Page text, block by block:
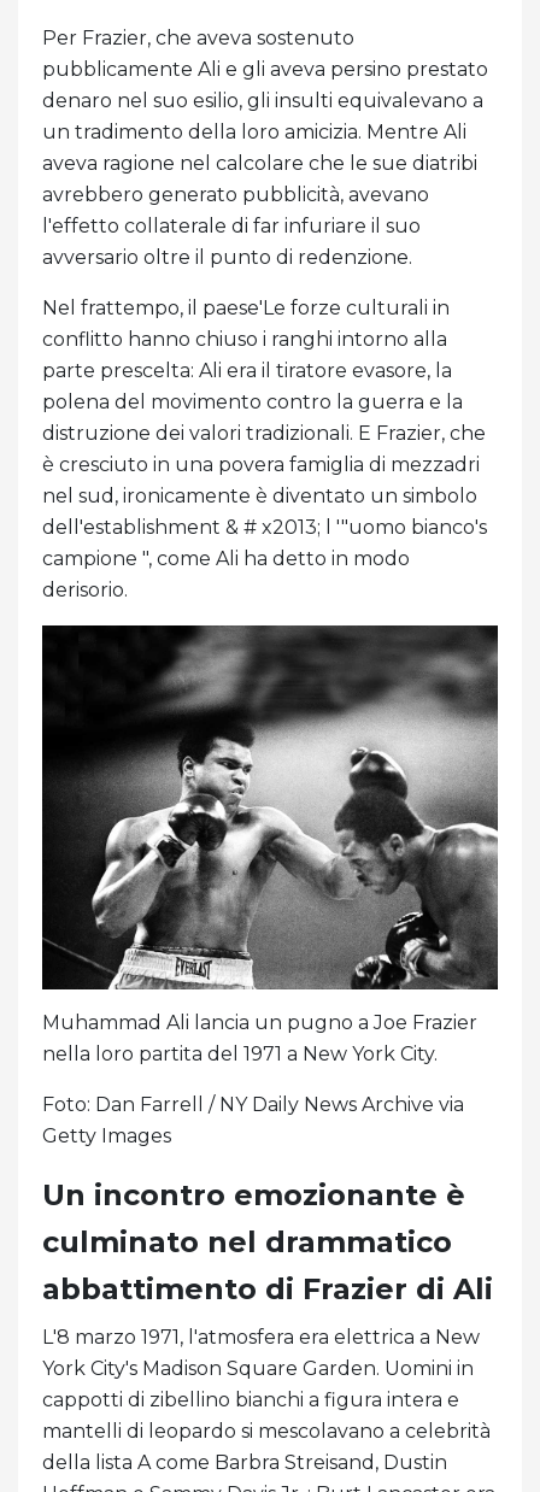
Per Frazier, che aveva sostenuto
pubblicamente Ali e gli aveva persino prestato
denaro nel suo esilio, gli insulti equivalevano a
un tradimento della loro amicizia. Mentre Ali
aveva ragione nel calcolare che le sue diatribi
avrebbero generato pubblicità, avevano
l'effetto collaterale di far infuriare il suo
avversario oltre il punto di redenzione.
Nel frattempo, il paese'Le forze culturali in
conflitto hanno chiuso i ranghi intorno alla
parte prescelta: Ali era il tiratore evasore, la
polena del movimento contro la guerra e la
distruzione dei valori tradizionali. E Frazier, che
è cresciuto in una povera famiglia di mezzadri
nel sud, ironicamente è diventato un simbolo
dell'establishment & # x2013; l '"uomo bianco's
campione ", come Ali ha detto in modo
derisorio.
Muhammad Ali lancia un pugno a Joe Frazier
nella loro partita del 1971 a New York City.
Foto: Dan Farrell / NY Daily News Archive via
Getty Images
Un incontro emozionante è
culminato nel drammatico
abbattimento di Frazier di Ali
L'8 marzo 1971, l'atmosfera era elettrica a New
York City's Madison Square Garden. Uomini in
cappotti di zibellino bianchi a figura intera e
mantelli di leopardo si mescolavano a celebrità
della lista A come Barbra Streisand, Dustin